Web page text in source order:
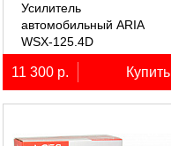
Усилитель
автомобильный ARIA
WSX-125.4D
четырёхканальный,
4х125Вт (4Ом)
11 300 р. Купить